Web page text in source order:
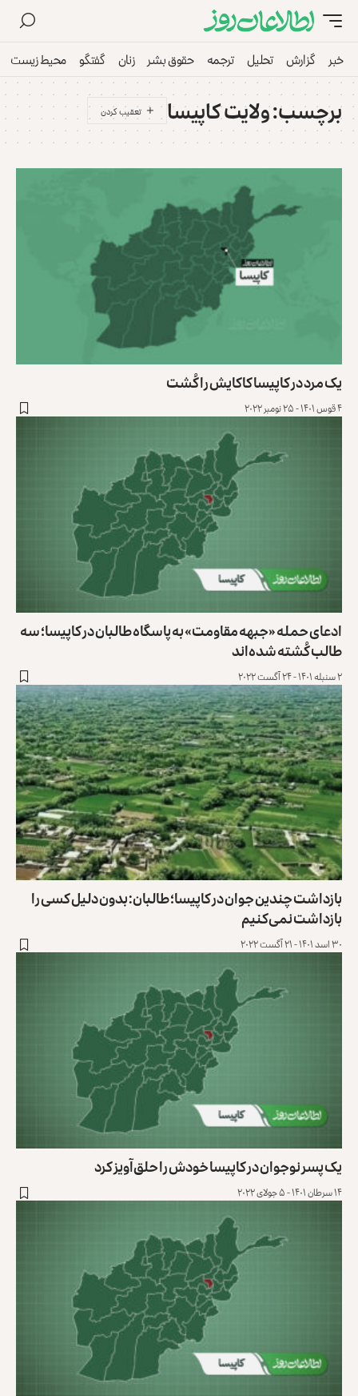
خبر گزارش تحلیل ترجمه حقوق بشر زنان گفتگو محیط زیست
برچسب:ولایت کاپیسا
یک مرد در کاپیسا کاکایش را کُشت
۴ قوس ۱۴۰۱ - ۲۵ نومبر ۲۰۲۲
ادعای حمله «جبهه مقاومت» به پاسگاه طالبان در کاپیسا؛ سه
طالب کُشته شده‌اند
۲ سنبله ۱۴۰۱ - ۲۴ آگست ۲۰۲۲
بازداشت چندین جوان در کاپیسا؛ طالبان: بدون دلیل کسی را
بازداشت نمی‌کنیم
۳۰ اسد ۱۴۰۱ - ۲۱ آگست ۲۰۲۲
یک پسر نوجوان در کاپیسا خودش را حلق‌آویز کرد
۱۴ سرطان ۱۴۰۱ - ۵ جولای ۲۰۲۲